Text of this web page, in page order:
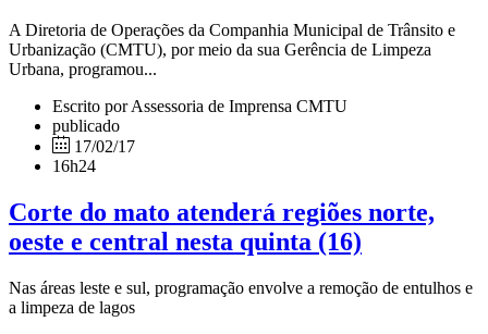
A Diretoria de Operações da Companhia Municipal de Trânsito e
Urbanização (CMTU), por meio da sua Gerência de Limpeza
Urbana, programou...
Escrito por Assessoria de Imprensa CMTU
publicado
17/02/17
16h24
Corte do mato atenderá regiões norte,
oeste e central nesta quinta (16)
Nas áreas leste e sul, programação envolve a remoção de entulhos e
a limpeza de lagos